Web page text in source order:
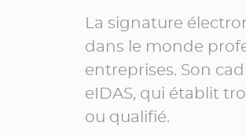
La signature
dans le monde
entreprises. Son
eIDAS, qui établit
ou qualifié.